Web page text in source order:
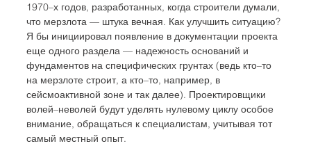
1970–х годов, разработанных, когда строители думали,
что мерзлота — штука вечная. Как улучшить ситуацию?
Я бы инициировал появление в документации проекта
еще одного раздела — надежность оснований и
фундаментов на специфических грунтах (ведь кто–то
на мерзлоте строит, а кто–то, например, в
сейсмоактивной зоне и так далее). Проектировщики
волей–неволей будут уделять нулевому циклу особое
внимание, обращаться к специалистам, учитывая тот
самый местный опыт.